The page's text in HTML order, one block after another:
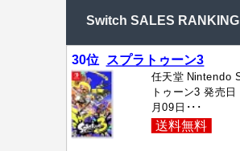
Switch SALES RANKING